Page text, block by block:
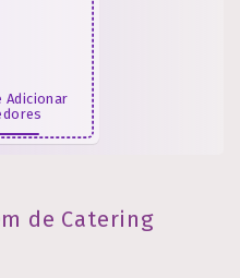
Adicionar
de Catering